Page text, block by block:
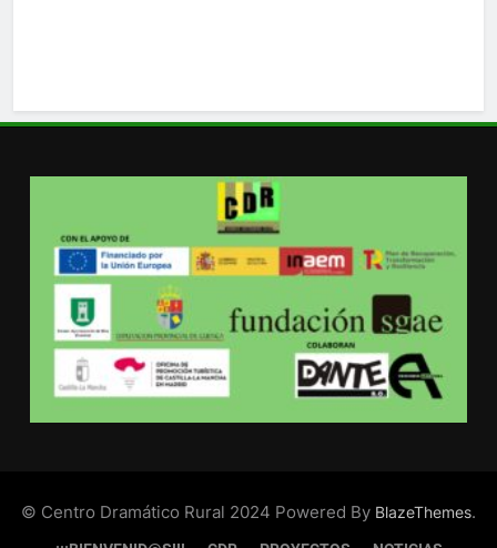
© Centro Dramático Rural 2024 Powered By BlazeThemes.